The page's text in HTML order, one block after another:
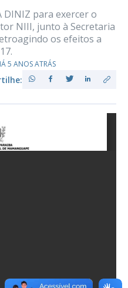
DINIZ para exercer o
NIII, junto à Secretaria
os efeitos a
5 ANOS ATRÁS